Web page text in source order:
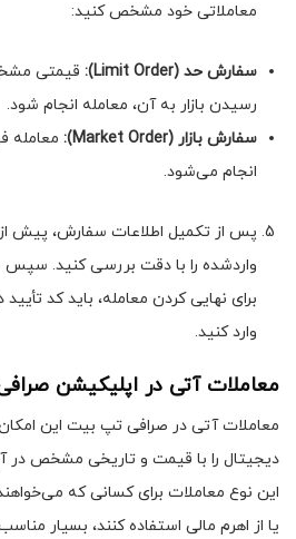
معاملاتی خود مشخص کنید:
سفارش حد (Limit Order
): قیمتی
رسیدن بازار به آن، معامله انجام شود.
سفارش بازار (Market Order
): معامله
انجام می‌شود.
پس از تکمیل اطلاعات سفارش، پیش
واردشده را با دقت بررسی کنید. سپس
برای نهایی کردن معامله، باید کد
وارد کنید.
معاملات آتی در اپلیکیشن
معاملات آتی در صرافی تپ بیت این امکان
دیجیتال را با قیمت و تاریخی مشخص در
این نوع معاملات برای کسانی که می‌خواهند
یا از اهرم مالی استفاده کنند، بسیار